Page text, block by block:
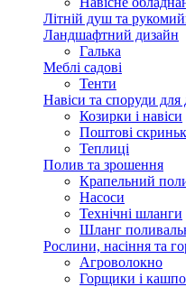
Літній душ та
Ландшафтний дизайн
Галька
Меблі садові
Тенти
Навіси та споруди для
Козирки і навіси
Поштові
Теплиці
Полив та зрошення
Крапельний
Насоси
Технічні шланги
Шланг
Рослини, насіння та
Агроволокно
Горщики і кашпо